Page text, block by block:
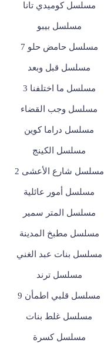
مسلسل كوميدي تانا
مسلسل بيبو
مسلسل حامض حلو 7
مسلسل قبل وبعد
مسلسل ما اختلفنا 3
مسلسل وجب القضاء
مسلسل دراما كوين
مسلسل الكينج
مسلسل شارع الأعشى 2
مسلسل أمور عائلية
مسلسل المتر سمير
مسلسل مطبخ المدينة
مسلسل بنات عبد الغني
مسلسل ترند
مسلسل قلبي اطمأن 9
مسلسل غلط بنات
مسلسل كسرة